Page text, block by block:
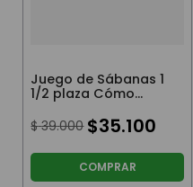
Juego de Sábanas 1
1/2 plaza Cómo
Entrenar a tu Dragón
$ 39.000 $35.100
COMPRAR